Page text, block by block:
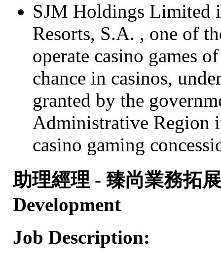
SJM Holdings Limited
Resorts, S.A. , one of
operate casino games
chance in casinos,
granted by the
Administrative Region
casino gaming
助理經理 - 臻尚業務拓
Development
Job Description: